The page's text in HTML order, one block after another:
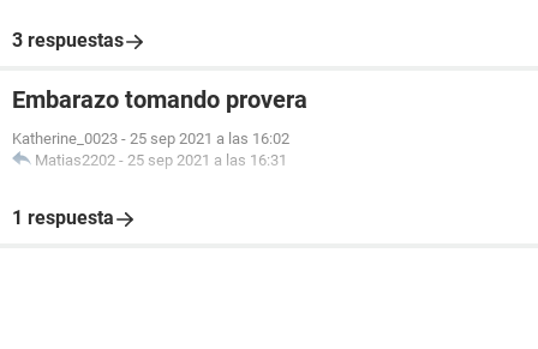
3 respuestas
Embarazo tomando provera
Katherine_0023 - 25 sep 2021 a las 16:02
Matias2202 - 25 sep 2021 a las 16:31
1 respuesta